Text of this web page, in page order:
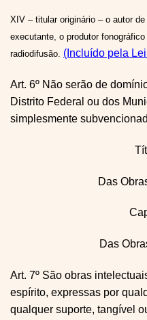
XIV – titular originário – o autor
executante, o produtor
radiodifusão. (Incluído pela
Art. 6º Não serão de
Distrito Federal ou dos
simplesmente
Das
Das
Art. 7º São obras
espírito, expressas por
qualquer suporte, tangível